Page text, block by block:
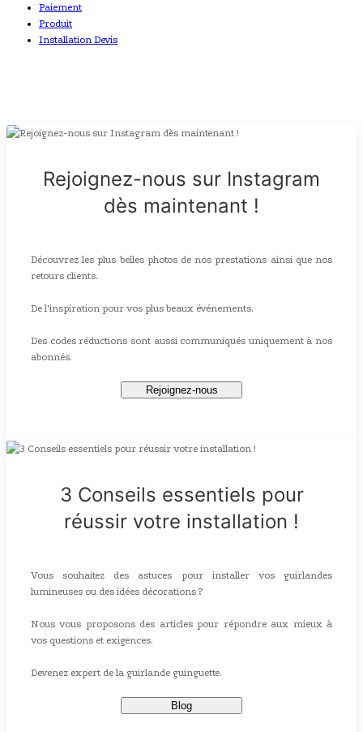
Paiement
Produit
Installation Devis
Rejoignez-nous sur Instagram
dès maintenant !
Découvrez les plus belles photos de nos prestations ainsi que nos
retours clients.
De l'inspiration pour vos plus beaux événements.
Des codes réductions sont aussi communiqués uniquement à nos
abonnés.
Rejoignez-nous
3 Conseils essentiels pour
réussir votre installation !
Vous souhaitez des astuces pour installer vos guirlandes
lumineuses ou des idées décorations ?
Nous vous proposons des articles pour répondre aux mieux à
vos questions et exigences.
Devenez expert de la guirlande guinguette.
Blog